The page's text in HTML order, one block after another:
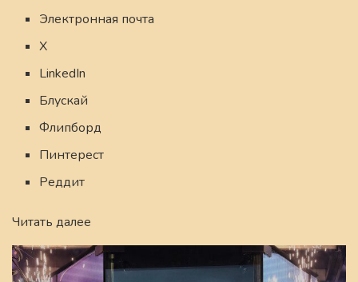
Электронная почта
X
LinkedIn
Блускай
Флипборд
Пинтерест
Реддит
Читать далее